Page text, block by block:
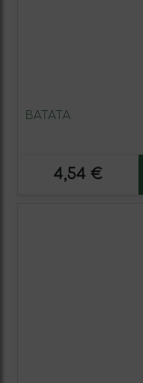
BATATA
4,54 €